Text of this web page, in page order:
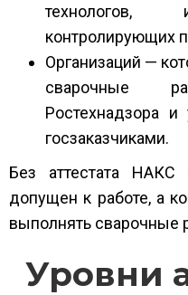
технологов,
контролирующих
Организаций —
сварочные
Ростехнадзора и
госзаказчиками.
Без аттестата
допущен к работе, а
выполнять сварочные
Уровни